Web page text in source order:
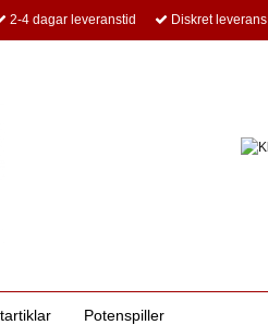
2-4 dagar leveranstid Diskret leverans
Potenspiller